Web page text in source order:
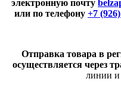
электронную почту
или по телефону +7
Отправка товара в
осуществляется через
линии и